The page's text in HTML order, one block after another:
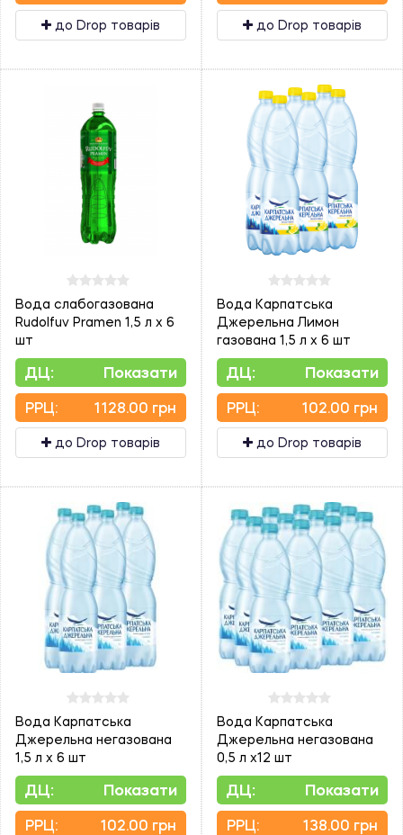
до Drop товарів до Drop товарів
Вода слабогазована
Rudolfuv Pramen 1,5 л х 6
шт
ДЦ: Показати
PPЦ: 1128.00 грн
до Drop товарів
Вода Карпатська
Джерельна Лимон
газована 1,5 л х 6 шт
ДЦ: Показати
PPЦ: 102.00 грн
до Drop товарів
Вода Карпатська
Джерельна негазована
1,5 л х 6 шт
ДЦ: Показати
PPЦ: 102.00 грн
Вода Карпатська
Джерельна негазована
0,5 л х12 шт
ДЦ: Показати
PPЦ: 138.00 грн